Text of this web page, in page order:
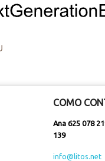
COMO
Ana 625 078
139
info@litos.net